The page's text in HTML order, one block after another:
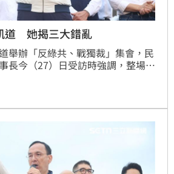
道 她揭三大錯亂
舉辦「反綠共、戰獨裁」集會，民
長今（27）日受訪時強調，整場活
謂「戰獨裁、綠共、司法不公」，
是國民黨主席朱立倫最後一搏的救